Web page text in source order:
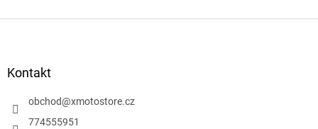
Kontakt
obchod@xmotostore.cz
774555951